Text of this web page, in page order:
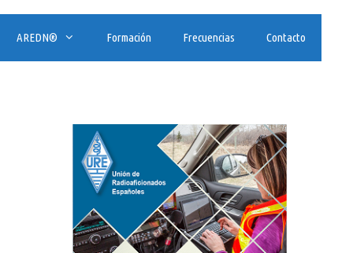
AREDN®️ Formación Frecuencias Contacto